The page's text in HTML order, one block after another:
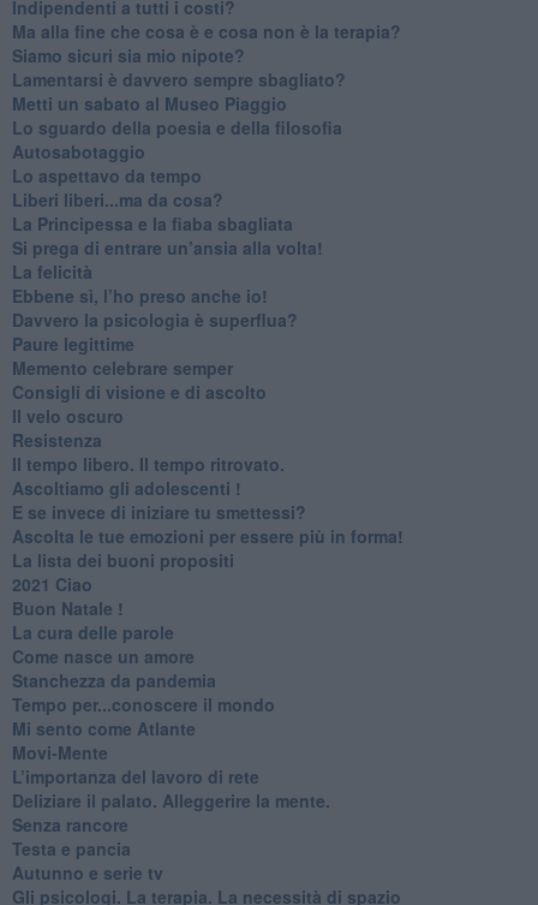
​Indipendenti a tutti i costi?
​Ma alla fine che cosa è e cosa non è la terapia?
​Siamo sicuri sia mio nipote?
​Lamentarsi è davvero sempre sbagliato?
​Metti un sabato al Museo Piaggio
​Lo sguardo della poesia e della filosofia
Autosabotaggio
​Lo aspettavo da tempo
​Liberi liberi...ma da cosa?
​La Principessa e la fiaba sbagliata
Si prega di entrare un’ansia alla volta!
​La felicità
​Ebbene sì, l’ho preso anche io!
​Davvero la psicologia è superflua?
Paure legittime
​Memento celebrare semper
​Consigli di visione e di ascolto
​Il velo oscuro
Resistenza
​Il tempo libero. Il tempo ritrovato.
Ascoltiamo gli adolescenti !
​E se invece di iniziare tu smettessi?
​Ascolta le tue emozioni per essere più in forma!
​La lista dei buoni propositi
2021 Ciao
Buon Natale !
​La cura delle parole
​Come nasce un amore
Stanchezza da pandemia
​Tempo per...conoscere il mondo
​Mi sento come Atlante
​Movi-Mente
​L’importanza del lavoro di rete
​Deliziare il palato. Alleggerire la mente.
​Senza rancore
​Testa e pancia
​Autunno e serie tv
​Gli psicologi. La terapia. La necessità di spazio